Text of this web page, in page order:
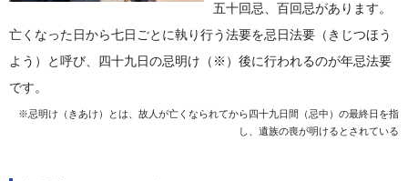
五十回忌、百回忌があります。
亡くなった日から七日ごとに執り行う法要を忌日法要（きじつほう
よう）と呼び、四十九日の忌明け（※）後に行われるのが年忌法要
です。
※忌明け（きあけ）とは、故人が亡くなられてから四十九日間（忌中）の最終日を指
し、遺族の喪が明けるとされている